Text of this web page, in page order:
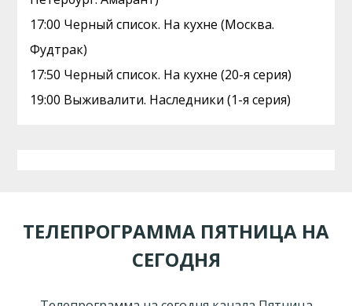
17:00 Черный список. На кухне (Москва.
Фудтрак)
17:50 Черный список. На кухне (20-я серия)
19:00 Выживалити. Наследники (1-я серия)
ТЕЛЕПРОГРАММА ПЯТНИЦА НА
СЕГОДНЯ